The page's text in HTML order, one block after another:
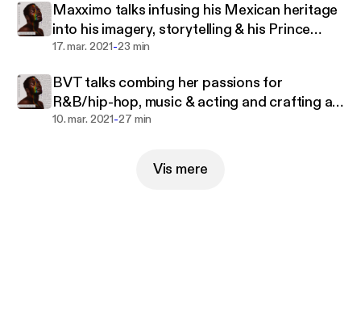
Maxximo talks infusing his Mexican heritage
into his imagery, storytelling & his Prince
Harming
17. mar. 2021-23 min
BVT talks combing her passions for
R&B/hip-hop, music & acting and crafting a
career in Australia
10. mar. 2021-27 min
Vis mere